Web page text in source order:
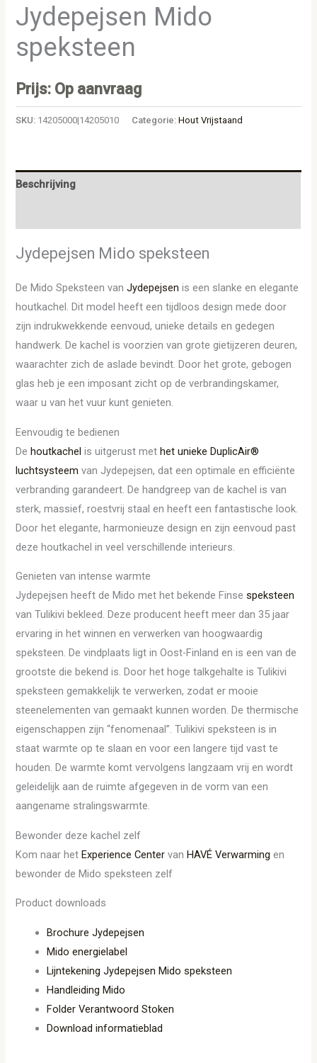
Jydepejsen Mido
speksteen
Prijs: Op aanvraag
SKU: 14205000|14205010 Categorie:Hout Vrijstaand
Beschrijving
Jydepejsen Mido speksteen
De Mido Speksteen vanJydepejsen is een slanke en elegante
houtkachel. Dit model heeft een tijdloos design mede door
zijn indrukwekkende eenvoud, unieke details en gedegen
handwerk. De kachel is voorzien van grote gietijzeren deuren,
waarachter zich de aslade bevindt. Door het grote, gebogen
glas heb je een imposant zicht op de verbrandingskamer,
waar u van het vuur kunt genieten.
Eenvoudig te bedienen
Dehoutkachel is uitgerust methet unieke DuplicAir®
luchtsysteem van Jydepejsen, dat een optimale en efficiënte
verbranding garandeert. De handgreep van de kachel is van
sterk, massief, roestvrij staal en heeft een fantastische look.
Door het elegante, harmonieuze design en zijn eenvoud past
deze houtkachel in veel verschillende interieurs.
Genieten van intense warmte
Jydepejsen heeft de Mido met het bekende Finsespeksteen
van Tulikivi bekleed. Deze producent heeft meer dan 35 jaar
ervaring in het winnen en verwerken van hoogwaardig
speksteen. De vindplaats ligt in Oost-Finland en is een van de
grootste die bekend is. Door het hoge talkgehalte is Tulikivi
speksteen gemakkelijk te verwerken, zodat er mooie
steenelementen van gemaakt kunnen worden. De thermische
eigenschappen zijn “fenomenaal”. Tulikivi speksteen is in
staat warmte op te slaan en voor een langere tijd vast te
houden. De warmte komt vervolgens langzaam vrij en wordt
geleidelijk aan de ruimte afgegeven in de vorm van een
aangename stralingswarmte.
Bewonder deze kachel zelf
Kom naar hetExperience Center vanHAVÉ Verwarming en
bewonder de Mido speksteen zelf
Product downloads
Brochure Jydepejsen
Mido energielabel
Lijntekening Jydepejsen Mido speksteen
Handleiding Mido
Folder Verantwoord Stoken
Download informatieblad